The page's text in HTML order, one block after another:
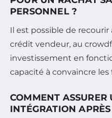
PERSONNEL ?
Il est possible de recourir
crédit vendeur, au
investissement en
capacité à convaincre les
COMMENT
INTÉGRATION